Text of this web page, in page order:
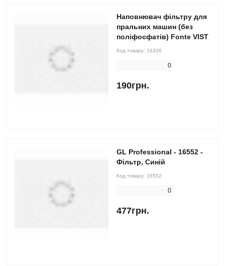
Наповнювач фільтру для
пральних машин (без
поліфосфатів) Fonte VIST
Код товару: 16326
0
190грн.
GL Professional - 16552 -
Фільтр, Синій
Код товару: 16552
0
477грн.